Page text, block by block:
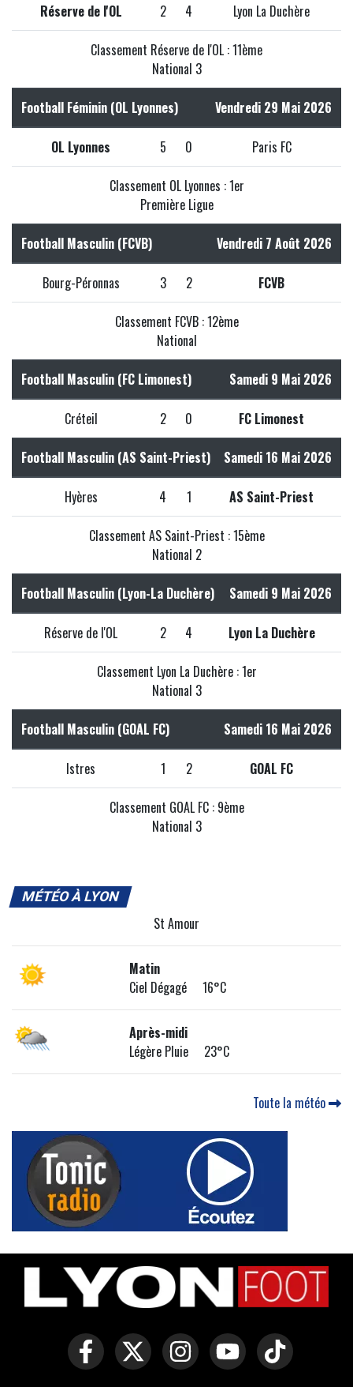
Réserve de l'OL 2 4 Lyon La Duchère
Classement Réserve de l'OL : 11ème
National 3
Football Féminin (OL Lyonnes) Vendredi 29 Mai 2026
OL Lyonnes 5 0 Paris FC
Classement OL Lyonnes : 1er
Première Ligue
Football Masculin (FCVB) Vendredi 7 Août 2026
Bourg-Péronnas 3 2 FCVB
Classement FCVB : 12ème
National
Football Masculin (FC Limonest) Samedi 9 Mai 2026
Créteil 2 0 FC Limonest
Football Masculin (AS Saint-Priest) Samedi 16 Mai 2026
Hyères 4 1 AS Saint-Priest
Classement AS Saint-Priest : 15ème
National 2
Football Masculin (Lyon-La Duchère) Samedi 9 Mai 2026
Réserve de l'OL 2 4 Lyon La Duchère
Classement Lyon La Duchère : 1er
National 3
Football Masculin (GOAL FC) Samedi 16 Mai 2026
Istres 1 2 GOAL FC
Classement GOAL FC : 9ème
National 3
MÉTÉO À LYON
St Amour
Matin
Ciel Dégagé 16°C
Après-midi
Légère Pluie 23°C
Toute la météo